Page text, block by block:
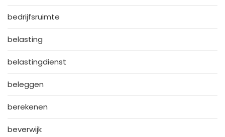
bedrijfsruimte
belasting
belastingdienst
beleggen
berekenen
beverwijk